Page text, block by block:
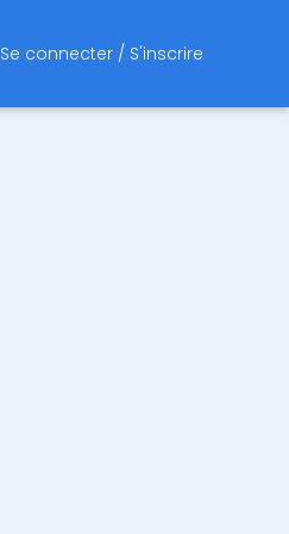
Se connecter / S'inscrire